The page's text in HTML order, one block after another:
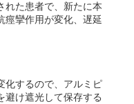
れた患者で、新たに本
痙攣作用が変化、遅延
化するので、アルミピ
避け遮光して保存する